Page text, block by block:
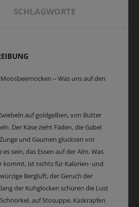
SCHLAGWORTE
– Was uns auf den
auf goldgelben, von Butter
Der Käse zieht Fäden, die Gabel
und Gaumen glucksen vor
sein, das Essen auf der Alm. Was
kommt, ist nichts für Kalorien- und
Bergluft, der Geruch der
der Kuhglocken schüren die Lust
auf Stosuppe, Kaskrapfen